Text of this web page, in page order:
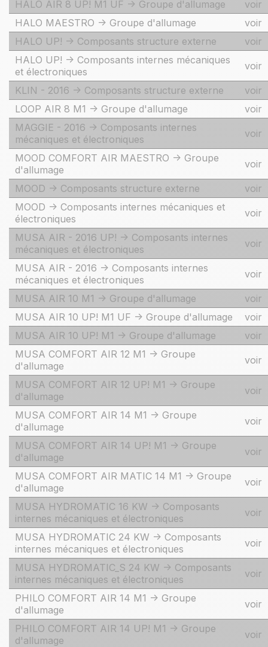
HALO AIR 8 UP! M1 UF -> Groupe d'allumage
voir
HALO MAESTRO -> Groupe d'allumage
voir
HALO UP! -> Composants structure externe
voir
HALO UP! -> Composants internes mécaniques
et électroniques
voir
KLIN - 2016 -> Composants structure externe
voir
LOOP AIR 8 M1 -> Groupe d'allumage
voir
MAGGIE - 2016 -> Composants internes
mécaniques et électroniques
voir
MOOD COMFORT AIR MAESTRO -> Groupe
d'allumage
voir
MOOD -> Composants structure externe
voir
MOOD -> Composants internes mécaniques et
électroniques
voir
MUSA AIR - 2016 UP! -> Composants internes
mécaniques et électroniques
voir
MUSA AIR - 2016 -> Composants internes
mécaniques et électroniques
voir
MUSA AIR 10 M1 -> Groupe d'allumage
voir
MUSA AIR 10 UP! M1 UF -> Groupe d'allumage
voir
MUSA AIR 10 UP! M1 -> Groupe d'allumage
voir
MUSA COMFORT AIR 12 M1 -> Groupe
d'allumage
voir
MUSA COMFORT AIR 12 UP! M1 -> Groupe
d'allumage
voir
MUSA COMFORT AIR 14 M1 -> Groupe
d'allumage
voir
MUSA COMFORT AIR 14 UP! M1 -> Groupe
d'allumage
voir
MUSA COMFORT AIR MATIC 14 M1 -> Groupe
d'allumage
voir
MUSA HYDROMATIC 16 KW -> Composants
internes mécaniques et électroniques
voir
MUSA HYDROMATIC 24 KW -> Composants
internes mécaniques et électroniques
voir
MUSA HYDROMATIC_S 24 KW -> Composants
internes mécaniques et électroniques
voir
PHILO COMFORT AIR 14 M1 -> Groupe
d'allumage
voir
PHILO COMFORT AIR 14 UP! M1 -> Groupe
d'allumage
voir